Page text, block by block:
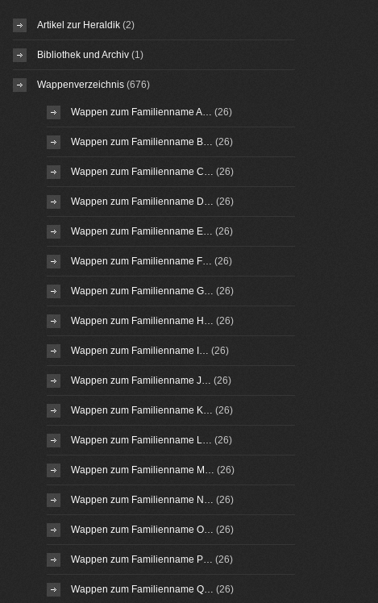
Artikel zur Heraldik(2)
Bibliothek und Archiv(1)
Wappenverzeichnis(676)
Wappen zum Familienname A… (26)
Wappen zum Familienname B… (26)
Wappen zum Familienname C… (26)
Wappen zum Familienname D… (26)
Wappen zum Familienname E… (26)
Wappen zum Familienname F… (26)
Wappen zum Familienname G… (26)
Wappen zum Familienname H… (26)
Wappen zum Familienname I… (26)
Wappen zum Familienname J… (26)
Wappen zum Familienname K… (26)
Wappen zum Familienname L… (26)
Wappen zum Familienname M… (26)
Wappen zum Familienname N… (26)
Wappen zum Familienname O… (26)
Wappen zum Familienname P… (26)
Wappen zum Familienname Q… (26)